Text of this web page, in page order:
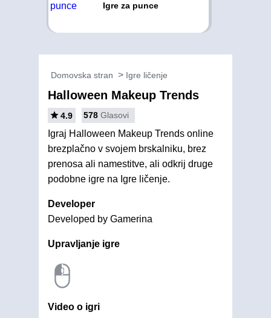
Igre za punce
Domovska stran Igre ličenje
Halloween Makeup Trends
4.9 578 Glasovi
Igraj Halloween Makeup Trends online
brezplačno v svojem brskalniku, brez
prenosa ali namestitve, ali odkrij druge
podobne igre na Igre ličenje.
Developer
Developed by Gamerina
Upravljanje igre
Video o igri